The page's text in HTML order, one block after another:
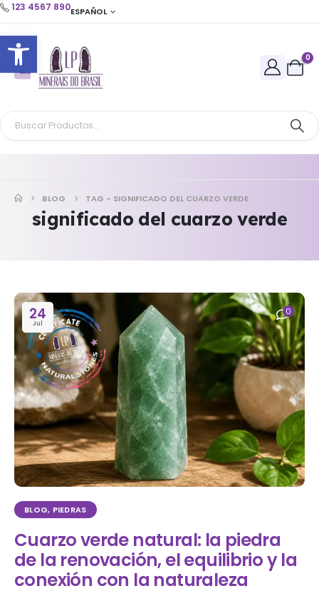
Abrir barra de herramientas
123 4567 890ESPAÑOL
0
BLOG TAG - SIGNIFICADO DEL CUARZO VERDE
significado del cuarzo verde
24
Jul
0
BLOG, PIEDRAS
Cuarzo verde natural: la piedra
de la renovación, el equilibrio y la
conexión con la naturaleza